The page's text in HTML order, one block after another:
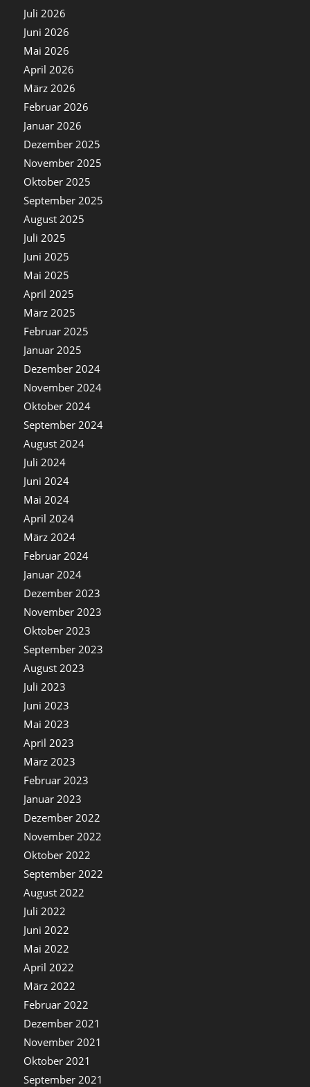
Juli 2026
Juni 2026
Mai 2026
April 2026
März 2026
Februar 2026
Januar 2026
Dezember 2025
November 2025
Oktober 2025
September 2025
August 2025
Juli 2025
Juni 2025
Mai 2025
April 2025
März 2025
Februar 2025
Januar 2025
Dezember 2024
November 2024
Oktober 2024
September 2024
August 2024
Juli 2024
Juni 2024
Mai 2024
April 2024
März 2024
Februar 2024
Januar 2024
Dezember 2023
November 2023
Oktober 2023
September 2023
August 2023
Juli 2023
Juni 2023
Mai 2023
April 2023
März 2023
Februar 2023
Januar 2023
Dezember 2022
November 2022
Oktober 2022
September 2022
August 2022
Juli 2022
Juni 2022
Mai 2022
April 2022
März 2022
Februar 2022
Dezember 2021
November 2021
Oktober 2021
September 2021